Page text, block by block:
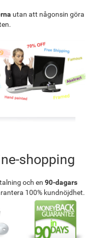
utan att någonsin göra
shopping
och en 90-dagars
100% kundnöjdhet.